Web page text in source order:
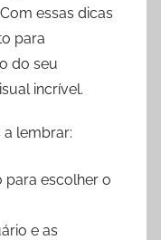
essas dicas
para
do seu
incrível.
lembrar:
para escolher o
e as